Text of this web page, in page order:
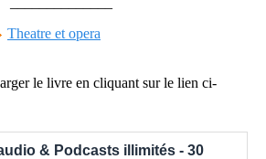
Theatre et opera
le livre en cliquant sur le lien ci-
& Podcasts illimités - 30